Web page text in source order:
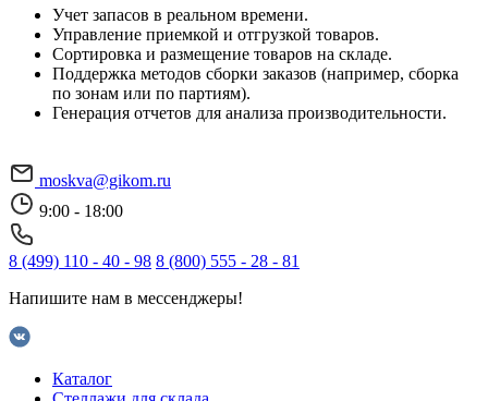
Учет запасов в реальном времени.
Управление приемкой и отгрузкой товаров.
Сортировка и размещение товаров на складе.
Поддержка методов сборки заказов (например, сборка
по зонам или по партиям).
Генерация отчетов для анализа производительности.
moskva@gikom.ru
9:00 - 18:00
8 (499) 110 - 40 - 98 8 (800) 555 - 28 - 81
Напишите нам в мессенджеры!
Каталог